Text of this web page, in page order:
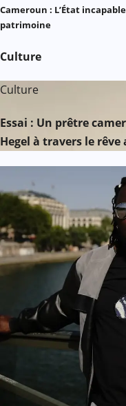
Cameroun : L’État
patrimoine
Culture
Culture
Essai : Un prêtre
Hegel à travers le